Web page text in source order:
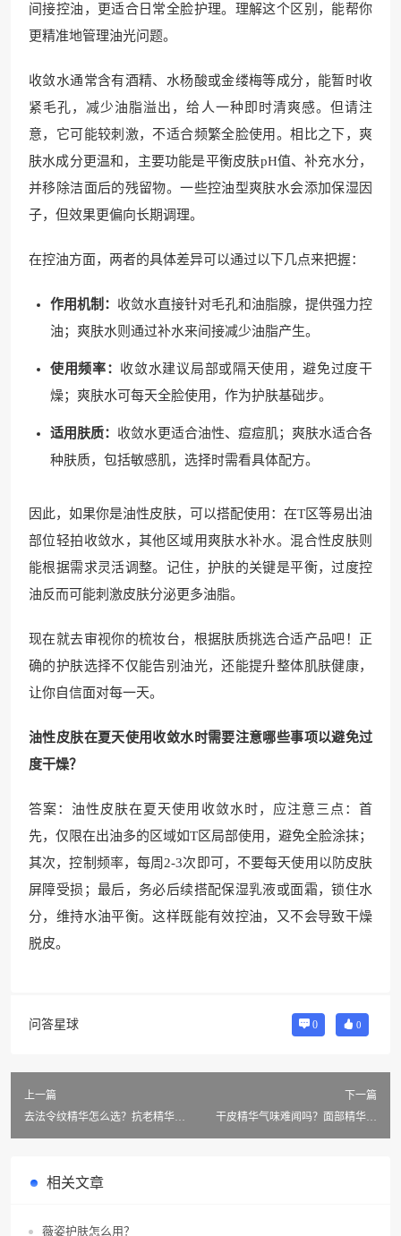
间接控油，更适合日常全脸护理。理解这个区别，能帮你
更精准地管理油光问题。
收敛水通常含有酒精、水杨酸或金缕梅等成分，能暂时收
紧毛孔，减少油脂溢出，给人一种即时清爽感。但请注
意，它可能较刺激，不适合频繁全脸使用。相比之下，爽
肤水成分更温和，主要功能是平衡皮肤pH值、补充水分，
并移除洁面后的残留物。一些控油型爽肤水会添加保湿因
子，但效果更偏向长期调理。
在控油方面，两者的具体差异可以通过以下几点来把握：
作用机制： 收敛水直接针对毛孔和油脂腺，提供强力控
油；爽肤水则通过补水来间接减少油脂产生。
使用频率： 收敛水建议局部或隔天使用，避免过度干
燥；爽肤水可每天全脸使用，作为护肤基础步。
适用肤质： 收敛水更适合油性、痘痘肌；爽肤水适合各
种肤质，包括敏感肌，选择时需看具体配方。
因此，如果你是油性皮肤，可以搭配使用：在T区等易出油
部位轻拍收敛水，其他区域用爽肤水补水。混合性皮肤则
能根据需求灵活调整。记住，护肤的关键是平衡，过度控
油反而可能刺激皮肤分泌更多油脂。
现在就去审视你的梳妆台，根据肤质挑选合适产品吧！正
确的护肤选择不仅能告别油光，还能提升整体肌肤健康，
让你自信面对每一天。
油性皮肤在夏天使用收敛水时需要注意哪些事项以避免过
度干燥？
答案：油性皮肤在夏天使用收敛水时，应注意三点：首
先，仅限在出油多的区域如T区局部使用，避免全脸涂抹；
其次，控制频率，每周2-3次即可，不要每天使用以防皮肤
屏障受损；最后，务必后续搭配保湿乳液或面霜，锁住水
分，维持水油平衡。这样既能有效控油，又不会导致干燥
脱皮。
问答星球 0 0
上一篇
去法令纹精华怎么选？抗老精华这
下一篇
干皮精华气味难闻吗？面部精华如
相关文章
薇姿护肤怎么用？